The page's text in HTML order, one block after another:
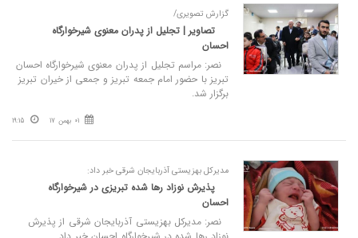
گزارش تصویری/
تصاویر | تجلیل از پدران معنوی شیرخوارگاه
احسان
نصر: مراسم تجلیل از پدران معنوی شیرخوارگاه احسان
تبریز با حضور امام جمعه تبریز و جمعی از خیران تبریز
برگزار شد.
01 بهمن 17 19:15
مدیرکل بهزیستی آذربایجان شرقی خبر داد:
پذیرش نوزاد رها شده تبریزی در شیرخوارگاه
احسان
نصر: مدیرکل بهزیستی آذربایجان شرقی از پذیرش